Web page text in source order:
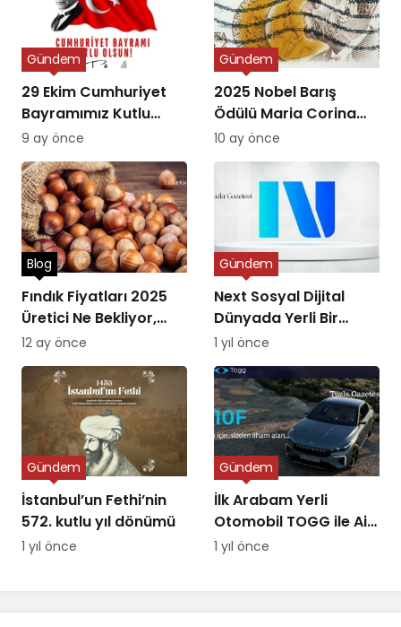
29 Ekim Cumhuriyet
Bayramımız Kutlu
Olsun
Gündem
9 ay önce
2025 Nobel Barış
Ödülü Maria Corina
Machado’ya Verildi
Gündem
10 ay önce
Fındık Fiyatları 2025
Üretici Ne Bekliyor,
Piyasa Ne Sunuyor?
Blog
12 ay önce
Next Sosyal Dijital
Dünyada Yerli Bir
Alternatifin Doğuşu
Gündem
1 yıl önce
İstanbul’un Fethi’nin
572. kutlu yıl dönümü
Gündem
1 yıl önce
İlk Arabam Yerli
Otomobil TOGG ile Aile
Destek Programı
Gündem
1 yıl önce